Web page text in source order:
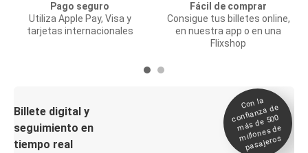
Pago seguro
Utiliza Apple Pay, Visa y
tarjetas internacionales
Fácil de comprar
Consigue tus billetes online,
en nuestra app o en una
Flixshop
Billete digital y
seguimiento en
tiempo real
Con la
confianza de
más de 500
millones de
pasajeros